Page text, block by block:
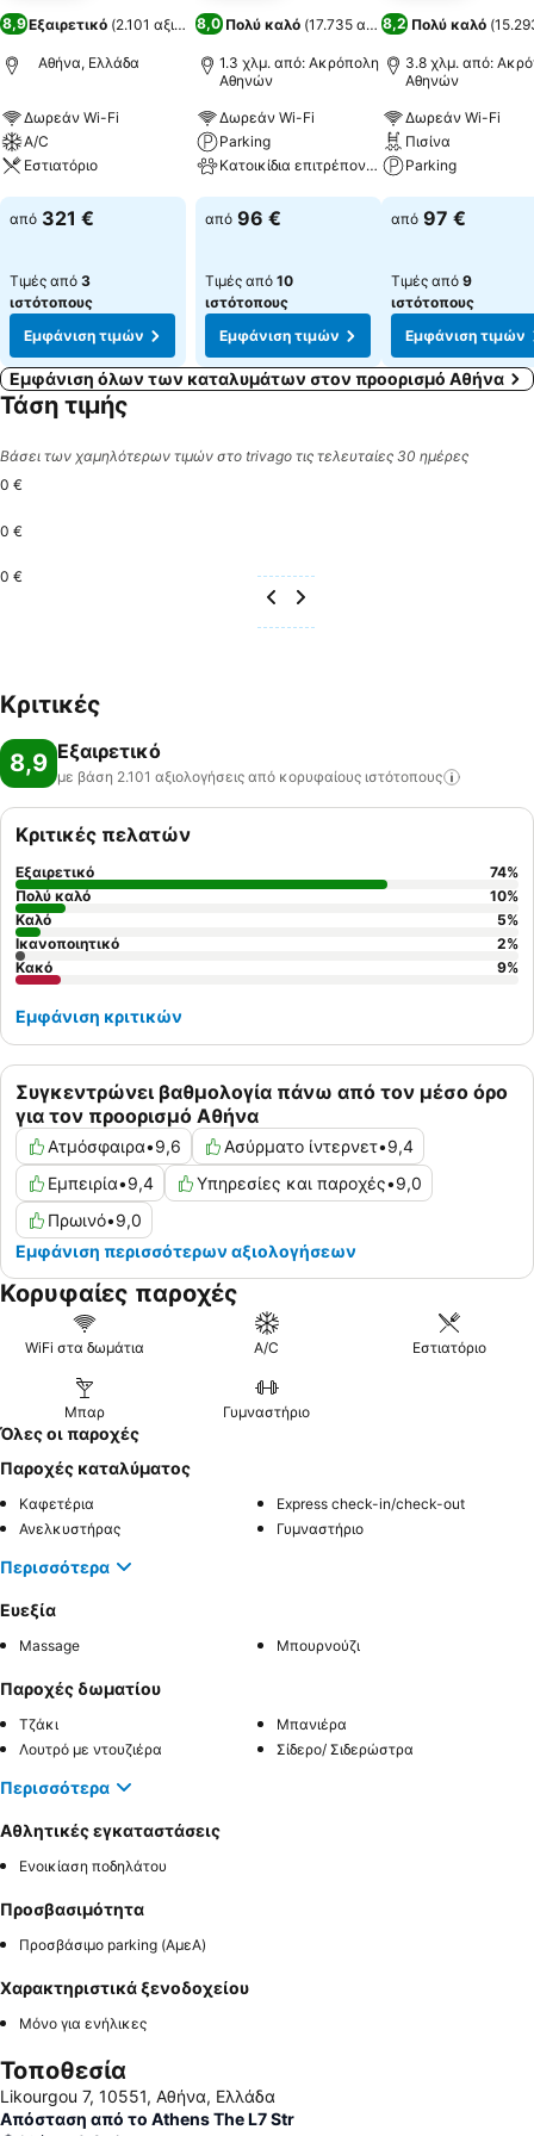
8,9Εξαιρετικό (2.101 αξιολογήσεις)
Αθήνα, Ελλάδα
Δωρεάν Wi-Fi
A/C
Εστιατόριο
Εμφάνιση τιμών
από 321 €
Τιμές από 3
ιστότοπους
Εμφάνιση τιμών
8,0 Πολύ καλό (17.735 αξιολογήσεις)
1.3 χλμ. από: Ακρόπολη
Αθηνών
Δωρεάν Wi-Fi
Parking
Κατοικίδια επιτρέπονται
Εμφάνιση τιμών
από 96 €
Τιμές από 10
ιστότοπους
Εμφάνιση τιμών
8,2 Πολύ καλό (
3.8 χλμ. από:
Αθηνών
Δωρεάν Wi-Fi
Πισίνα
Parking
Εμφάνιση τιμών
από 97 €
Τιμές από 9
ιστότοπους
Εμφάνιση τιμών
Εμφάνιση όλων των καταλυμάτων στον προορισμό Αθήνα
Τάση τιμής
Βάσει των χαμηλότερων τιμών στο trivago τις τελευταίες 30 ημέρες
0 €
0 €
0 €
Κριτικές
8,9 Εξαιρετικό
με βάση 2.101 αξιολογήσεις από κορυφαίους ιστότοπους
Συγκεντρώνει βαθμολογία πάνω από τον μέσο όρο
για τον προορισμό Αθήνα
Ατμόσφαιρα•9,6 Ασύρματο ίντερνετ•9,4
Εμπειρία•9,4 Υπηρεσίες και παροχές•9,0
Πρωινό•9,0
Εμφάνιση περισσότερων αξιολογήσεων
Κριτικές πελατών
Εξαιρετικό 74%
Πολύ καλό
10%
Καλό
5%
Ικανοποιητικό
2%
Κακό
9%
Εμφάνιση κριτικών
Κορυφαίες παροχές
WiFi στα δωμάτια A/C Εστιατόριο
Μπαρ Γυμναστήριο
Όλες οι παροχές
Παροχές καταλύματος
Καφετέρια
Express check-in/check-out
Ανελκυστήρας
Γυμναστήριο
Περισσότερα
Ευεξία
Massage Μπουρνούζι
Παροχές δωματίου
Τζάκι
Μπανιέρα
Λουτρό με ντουζιέρα
Σίδερο/ Σιδερώστρα
Περισσότερα
Αθλητικές εγκαταστάσεις
Ενοικίαση ποδηλάτου
Προσβασιμότητα
Προσβάσιμο parking (ΑμεΑ)
Χαρακτηριστικά ξενοδοχείου
Μόνο για ενήλικες
Τοποθεσία
Likourgou 7, 10551, Αθήνα, Ελλάδα
Απόσταση από το Athens The L7 Str